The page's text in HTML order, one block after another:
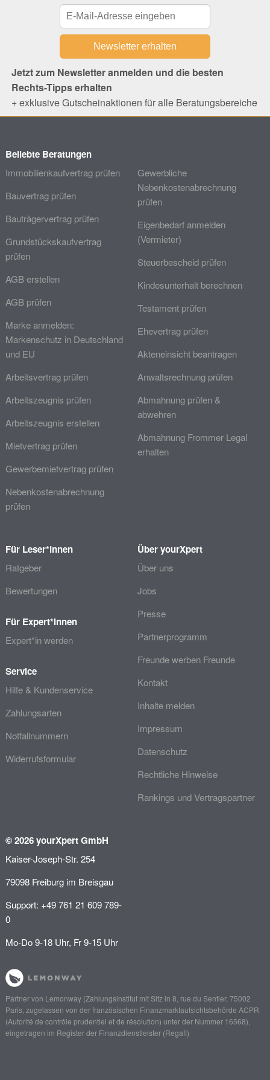
Jetzt zum Newsletter anmelden und die besten
Rechts-Tipps erhalten
+ exklusive Gutscheinaktionen für alle Beratungsbereiche
Beliebte Beratungen
Immobilienkaufvertrag prüfen
Bauvertrag prüfen
Bauträgervertrag prüfen
Grundstückskaufvertrag
prüfen
AGB erstellen
AGB prüfen
Marke anmelden:
Markenschutz in Deutschland
und EU
Arbeitsvertrag prüfen
Arbeitszeugnis prüfen
Arbeitszeugnis erstellen
Mietvertrag prüfen
Gewerbemietvertrag prüfen
Nebenkostenabrechnung
prüfen
Gewerbliche
Nebenkostenabrechnung
prüfen
Eigenbedarf anmelden
(Vermieter)
Steuerbescheid prüfen
Kindesunterhalt berechnen
Testament prüfen
Ehevertrag prüfen
Akteneinsicht beantragen
Anwaltsrechnung prüfen
Abmahnung prüfen &
abwehren
Abmahnung Frommer Legal
erhalten
Für Leser*innen
Ratgeber
Bewertungen
Für Expert*innen
Expert*in werden
Service
Hilfe & Kundenservice
Zahlungsarten
Notfallnummern
Widerrufsformular
Über yourXpert
Über uns
Jobs
Presse
Partnerprogramm
Freunde werben Freunde
Kontakt
Inhalte melden
Impressum
Datenschutz
Rechtliche Hinweise
Rankings und Vertragspartner
© 2026 yourXpert GmbH
Kaiser-Joseph-Str. 254
79098 Freiburg im Breisgau
Support: +49 761 21 609 789-
0
Mo-Do 9-18 Uhr, Fr 9-15 Uhr
Partner von Lemonway(Zahlungsinstitut mit Sitz in 8, rue du Sentier, 75002
Paris, zugelassen von der französischen Finanzmarktaufsichtsbehörde ACPR
(Autorité de contrôle prudentiel et de résolution) unter der Nummer 16568),
eingetragen im Register der Finanzdienstleister (Regafi)